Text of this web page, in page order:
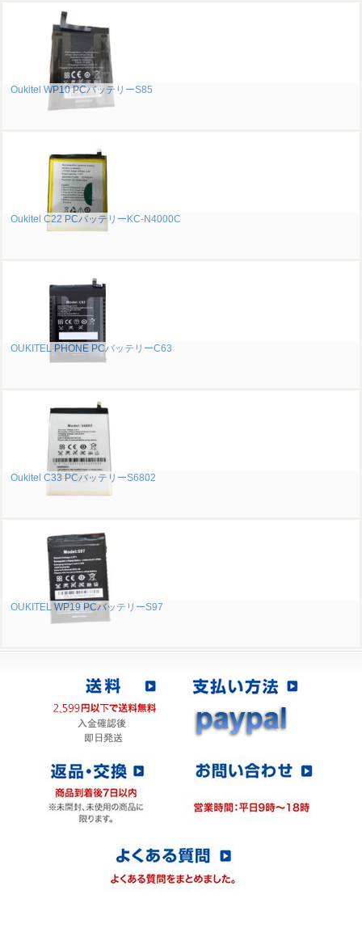
Oukitel WP10 PCバッテリーS85
Oukitel C22 PCバッテリーKC-N4000C
OUKITEL PHONE PCバッテリーC63
Oukitel C33 PCバッテリーS6802
OUKITEL WP19 PCバッテリーS97